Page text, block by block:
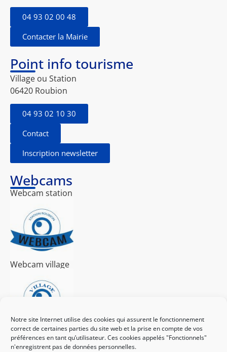
Notre site Internet utilise des cookies qui assurent le fonctionnement
correct de certaines parties du site web et la prise en compte de vos
préférences en tant qu’utilisateur. Ces cookies appelés "Fonctionnels"
n'enregistrent pas de données personnelles.
04 93 02 00 48
Contacter la Mairie
Point info tourisme
Village ou Station
06420 Roubion
04 93 02 10 30
Contact
Inscription newsletter
Webcams
Webcam station
Webcam village